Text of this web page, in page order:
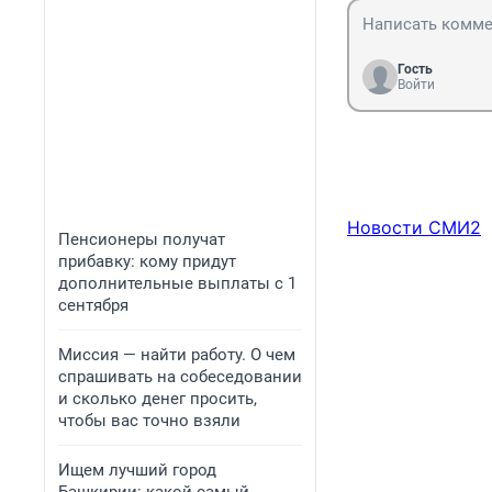
Пенсионеры получат
прибавку: кому придут
дополнительные выплаты с 1
сентября
Миссия — найти работу. О чем
спрашивать на собеседовании
и сколько денег просить,
чтобы вас точно взяли
Ищем лучший город
Гость
Войти
Новости СМИ2